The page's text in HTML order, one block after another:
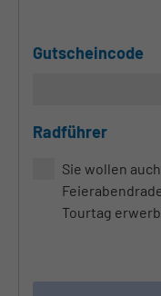
Gutscheincode
Radführer
Sie wollen
Tourtag